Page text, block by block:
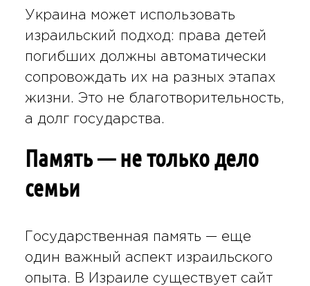
Украина может использовать
израильский подход: права детей
погибших должны автоматически
сопровождать их на разных этапах
жизни. Это не благотворительность,
а долг государства.
Память — не только дело
семьи
Государственная память — еще
один важный аспект израильского
опыта. В Израиле существует сайт